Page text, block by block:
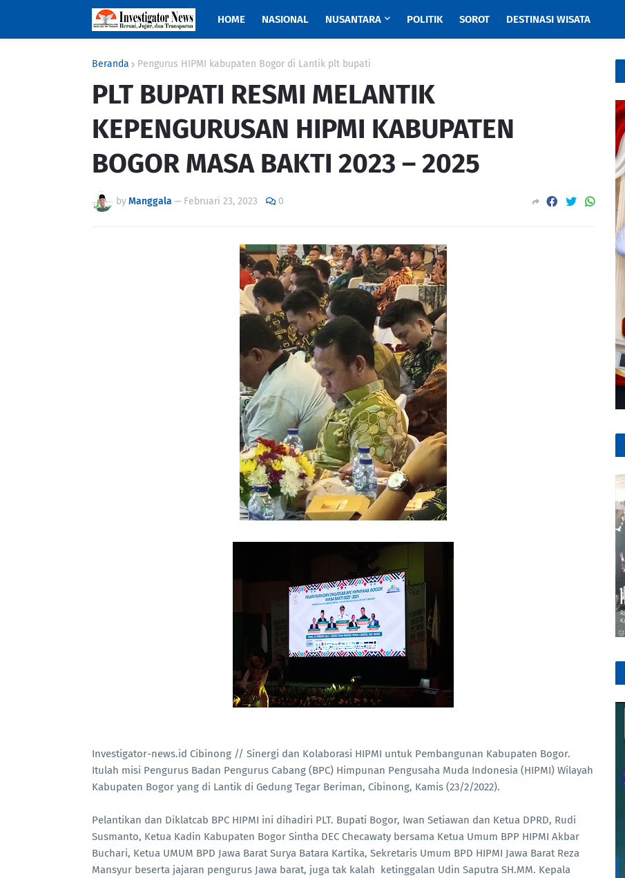
HOME NASIONAL NUSANTARA POLITIK SOROT DESTINASI WISATA
Beranda Pengurus HIPMI kabupaten Bogor di Lantik plt bupati
PLT BUPATI RESMI MELANTIK
KEPENGURUSAN HIPMI KABUPATEN
BOGOR MASA BAKTI 2023 – 2025
byManggala — Februari 23, 2023 0
Investigator-news.id Cibinong // Sinergi dan Kolaborasi HIPMI untuk Pembangunan Kabupaten Bogor.
Itulah misi Pengurus Badan Pengurus Cabang (BPC) Himpunan Pengusaha Muda Indonesia (HIPMI) Wilayah
Kabupaten Bogor yang di Lantik di Gedung Tegar Beriman, Cibinong, Kamis (23/2/2022).
Pelantikan dan Diklatcab BPC HIPMI ini dihadiri PLT. Bupati Bogor, Iwan Setiawan dan Ketua DPRD, Rudi
Susmanto, Ketua Kadin Kabupaten Bogor Sintha DEC Checawaty bersama Ketua Umum BPP HIPMI Akbar
Buchari, Ketua UMUM BPD Jawa Barat Surya Batara Kartika, Sekretaris Umum BPD HIPMI Jawa Barat Reza
Mansyur beserta jajaran pengurus Jawa barat, juga tak kalah ketinggalan Udin Saputra SH.MM. Kepala